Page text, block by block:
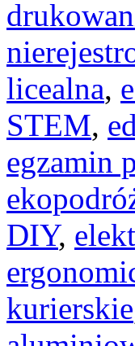
licealna,
STEM,
egzamin
DIY,
kurierskie